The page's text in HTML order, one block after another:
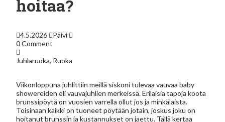
hoitaa?
4.5.2026
Päivi
0 Comment
Juhlaruoka, Ruoka
Viikonloppuna juhlittiin meillä siskoni tulevaa vauvaa baby
showereiden eli vauvajuhlien merkeissä. Erilaisia tapoja koota
brunssipöytä on vuosien varrella ollut jos ja minkälaista.
Toisinaan kaikki on tuoneet pöytään jotain, joskus joku on
hoitanut brunssin ja kustannukset on jaettu. Tällä kertaa